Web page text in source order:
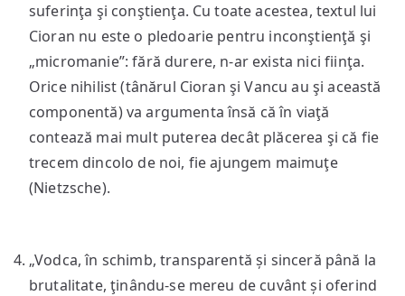
suferinţa şi conştienţa. Cu toate acestea, textul lui
Cioran nu este o pledoarie pentru inconştienţă şi
„micromanie”: fără durere, n-ar exista nici fiinţa.
Orice nihilist (tânărul Cioran şi Vancu au şi această
componentă) va argumenta însă că în viaţă
contează mai mult puterea decât plăcerea şi că fie
trecem dincolo de noi, fie ajungem maimuţe
(Nietzsche).
„Vodca, în schimb, transparentă și sinceră până la
brutalitate, ţinându-se mereu de cuvânt și oferind